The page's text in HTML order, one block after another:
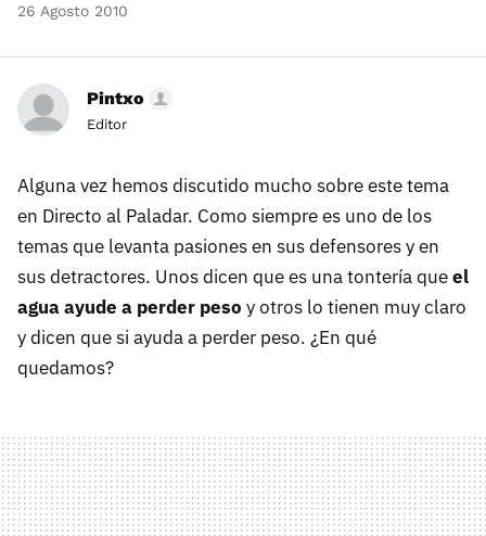
26 Agosto 2010
Pintxo
Editor
Alguna vez hemos discutido mucho sobre este tema
en Directo al Paladar. Como siempre es uno de los
temas que levanta pasiones en sus defensores y en
sus detractores. Unos dicen que es una tontería queel
agua ayude a perder peso y otros lo tienen muy claro
y dicen que si ayuda a perder peso. ¿En qué
quedamos?